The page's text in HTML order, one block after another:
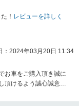
！ レビューを詳しく
：2024年03月20日 11:34
お車をご購入頂き誠に
けるよう誠心誠意サ